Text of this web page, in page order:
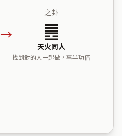
→
之卦
䷌
天火同人
找到對的人一起做，事半功倍